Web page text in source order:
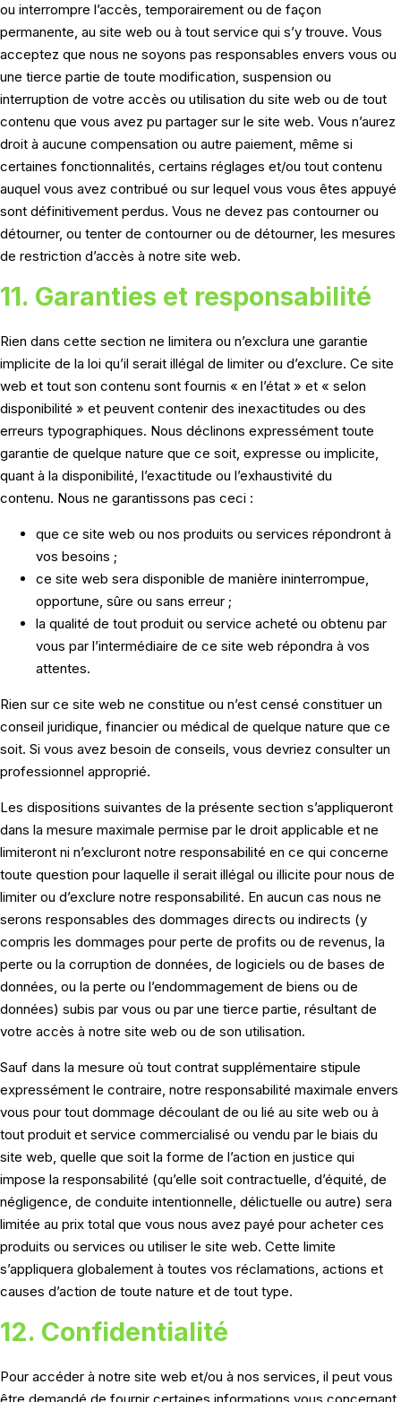
ou interrompre l’accès, temporairement ou de façon
permanente, au site web ou à tout service qui s’y trouve. Vous
acceptez que nous ne soyons pas responsables envers vous ou
une tierce partie de toute modification, suspension ou
interruption de votre accès ou utilisation du site web ou de tout
contenu que vous avez pu partager sur le site web. Vous n’aurez
droit à aucune compensation ou autre paiement, même si
certaines fonctionnalités, certains réglages et/ou tout contenu
auquel vous avez contribué ou sur lequel vous vous êtes appuyé
sont définitivement perdus. Vous ne devez pas contourner ou
détourner, ou tenter de contourner ou de détourner, les mesures
de restriction d’accès à notre site web.
11. Garanties et responsabilité
Rien dans cette section ne limitera ou n’exclura une garantie
implicite de la loi qu’il serait illégal de limiter ou d’exclure. Ce site
web et tout son contenu sont fournis « en l’état » et « selon
disponibilité » et peuvent contenir des inexactitudes ou des
erreurs typographiques. Nous déclinons expressément toute
garantie de quelque nature que ce soit, expresse ou implicite,
quant à la disponibilité, l’exactitude ou l’exhaustivité du
contenu. Nous ne garantissons pas ceci :
que ce site web ou nos produits ou services répondront à
vos besoins ;
ce site web sera disponible de manière ininterrompue,
opportune, sûre ou sans erreur ;
la qualité de tout produit ou service acheté ou obtenu par
vous par l’intermédiaire de ce site web répondra à vos
attentes.
Rien sur ce site web ne constitue ou n’est censé constituer un
conseil juridique, financier ou médical de quelque nature que ce
soit. Si vous avez besoin de conseils, vous devriez consulter un
professionnel approprié.
Les dispositions suivantes de la présente section s’appliqueront
dans la mesure maximale permise par le droit applicable et ne
limiteront ni n’excluront notre responsabilité en ce qui concerne
toute question pour laquelle il serait illégal ou illicite pour nous de
limiter ou d’exclure notre responsabilité. En aucun cas nous ne
serons responsables des dommages directs ou indirects (y
compris les dommages pour perte de profits ou de revenus, la
perte ou la corruption de données, de logiciels ou de bases de
données, ou la perte ou l’endommagement de biens ou de
données) subis par vous ou par une tierce partie, résultant de
votre accès à notre site web ou de son utilisation.
Sauf dans la mesure où tout contrat supplémentaire stipule
expressément le contraire, notre responsabilité maximale envers
vous pour tout dommage découlant de ou lié au site web ou à
tout produit et service commercialisé ou vendu par le biais du
site web, quelle que soit la forme de l’action en justice qui
impose la responsabilité (qu’elle soit contractuelle, d’équité, de
négligence, de conduite intentionnelle, délictuelle ou autre) sera
limitée au prix total que vous nous avez payé pour acheter ces
produits ou services ou utiliser le site web. Cette limite
s’appliquera globalement à toutes vos réclamations, actions et
causes d’action de toute nature et de tout type.
12. Confidentialité
Pour accéder à notre site web et/ou à nos services, il peut vous